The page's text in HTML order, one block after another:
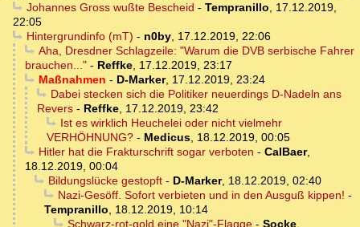
Johannes Gross wußte Bescheid - Tempranillo, 17.12.2019,
22:05
Hintergrundinfo (mT) - n0by, 17.12.2019, 22:06
Aha, Dresdner Schlagzeile: "Warum die DVB serbische Fahrer
brauchen..." - Reffke, 17.12.2019, 23:17
Maßnahmen - D-Marker, 17.12.2019, 23:24
Dabei stecken sich die Politiker neuerdings D-Nadeln ans
Revers - Reffke, 17.12.2019, 23:42
Ist es wirklich Heuchelei oder nicht vielmehr
VERHÖHNUNG? - Medicus, 18.12.2019, 00:05
Hitler hat die Frakturschrift sogar verboten - CalBaer,
18.12.2019, 00:04
Bildungslücke gestopft- D-Marker, 18.12.2019, 02:40
Nazi-Gesöff. Sofort verbieten und in den Ausguß kippen! -
Tempranillo, 18.12.2019, 10:14
Schwarz-rot-gold eine "Nazi"-Flagge- Socke,